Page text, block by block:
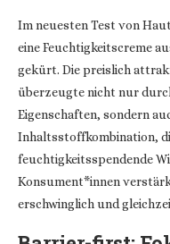
Im neuesten Test von
eine Feuchtigkeitscreme
gekürt. Die preislich
überzeugte nicht nur
Eigenschaften, sondern
Inhaltsstoffkombination,
feuchtigkeitsspendende
Konsument*innen
erschwinglich und